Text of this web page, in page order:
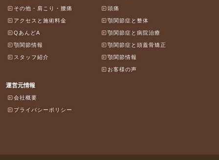
その他・肩こり・腰痛
アクセスと施術料金
QあんどA
顎関節情報
スタッフ紹介
頭痛
顎関節症と整体
顎関節症と病院治療
顎関節症と頭蓋骨矯正
顎関節情報
お客様の声
運営元情報
会社概要
プライバシーポリシー